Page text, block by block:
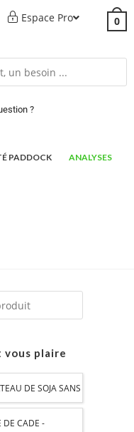
Espace Pro 0
?
PADDOCK ANALYSES
vous plaire
DE SOJA SANS
EN
DE CADE -